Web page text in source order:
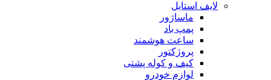
لایف استایل
ماساژور
پمپ باد
ساعت هوشمند
پروژکتور
کیف و کوله پشتی
لوازم خودرو